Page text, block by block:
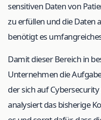
sensitiven Daten von
zu erfüllen und die Daten
benötigt es
Damit dieser Bereich in
Unternehmen die
der sich auf
analysiert das bisherige